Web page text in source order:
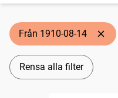
Från 1910-08-14
Rensa alla filter